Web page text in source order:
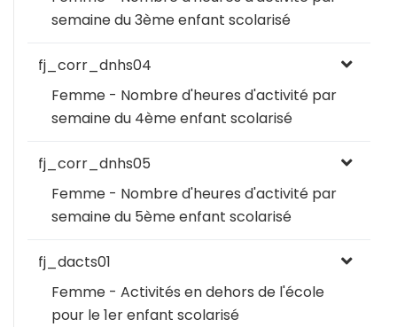
semaine du 3ème enfant scolarisé
fj_corr_dnhs04
Femme - Nombre d'heures d'activité par
semaine du 4ème enfant scolarisé
fj_corr_dnhs05
Femme - Nombre d'heures d'activité par
semaine du 5ème enfant scolarisé
fj_dacts01
Femme - Activités en dehors de l'école
pour le 1er enfant scolarisé